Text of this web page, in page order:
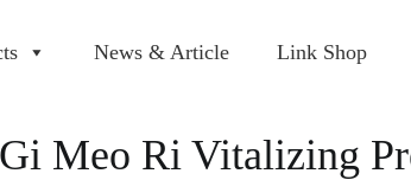
News & Article Link Shop
Gi Meo Ri Vitalizing